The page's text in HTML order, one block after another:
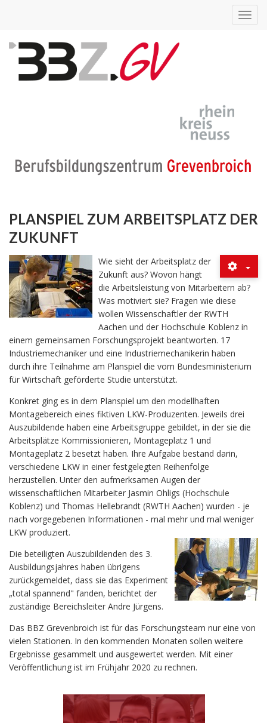
PLANSPIEL ZUM ARBEITSPLATZ DER
ZUKUNFT
Wie sieht der Arbeitsplatz der
Zukunft aus? Wovon hängt
die Arbeitsleistung von Mitarbeitern ab?
Was motiviert sie? Fragen wie diese
wollen Wissenschaftler der RWTH
Aachen und der Hochschule Koblenz in
einem gemeinsamen Forschungsprojekt beantworten. 17
Industriemechaniker und eine Industriemechanikerin haben
durch ihre Teilnahme am Planspiel die vom Bundesministerium
für Wirtschaft geförderte Studie unterstützt.
Konkret ging es in dem Planspiel um den modellhaften
Montagebereich eines fiktiven LKW-Produzenten. Jeweils drei
Auszubildende haben eine Arbeitsgruppe gebildet, in der sie die
Arbeitsplätze Kommissionieren, Montageplatz 1 und
Montageplatz 2 besetzt haben. Ihre Aufgabe bestand darin,
verschiedene LKW in einer festgelegten Reihenfolge
herzustellen. Unter den aufmerksamen Augen der
wissenschaftlichen Mitarbeiter Jasmin Ohligs (Hochschule
Koblenz) und Thomas Hellebrandt (RWTH Aachen) wurden - je
nach vorgegebenen Informationen - mal mehr und mal weniger
LKW produziert.
Die beteiligten Auszubildenden des 3.
Ausbildungsjahres haben übrigens
zurückgemeldet, dass sie das Experiment
„total spannend" fanden, berichtet der
zuständige Bereichsleiter Andre Jürgens.
Das BBZ Grevenbroich ist für das Forschungsteam nur eine von
vielen Stationen. In den kommenden Monaten sollen weitere
Ergebnisse gesammelt und ausgewertet werden. Mit einer
Veröffentlichung ist im Frühjahr 2020 zu rechnen.